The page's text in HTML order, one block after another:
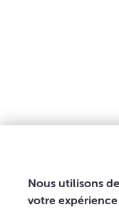
Nous utilisons
votre